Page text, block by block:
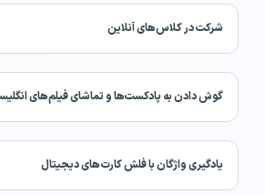
شرکت در کلاس‌های آنلاین
گوش دادن به پادکست‌ها و تماشای فیلم‌های
یادگیری واژگان با فلش کارت‌های دیجیتال